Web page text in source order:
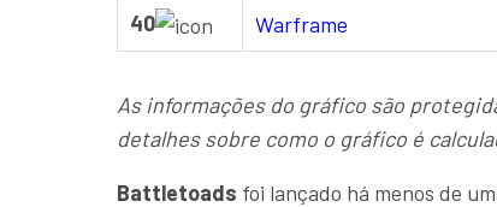
40
Warframe
As informações do gráfico são
detalhes sobre como o gráfico é
Battletoads foi lançado há menos de